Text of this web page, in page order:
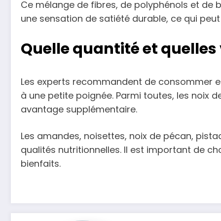
Ce mélange de fibres, de polyphénols et de
une sensation de satiété durable, ce qui
Quelle quantité et
Les experts recommandent de consommer
à une petite poignée. Parmi toutes, les noix
avantage supplémentaire.
Les amandes, noisettes, noix de pécan,
qualités nutritionnelles. Il est important de
bienfaits.